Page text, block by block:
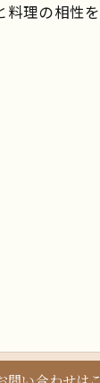
理の相性